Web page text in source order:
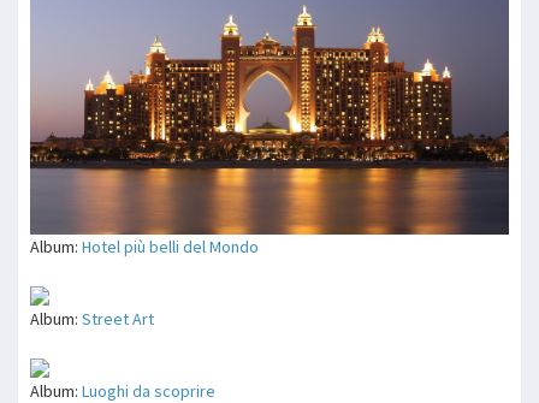
Album: Hotel più belli del Mondo
Album: Street Art
Album: Luoghi da scoprire